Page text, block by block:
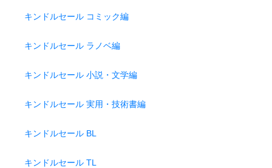
キンドルセール コミック編
キンドルセール ラノベ編
キンドルセール 小説・文学編
キンドルセール 実用・技術書編
キンドルセール BL
キンドルセール TL